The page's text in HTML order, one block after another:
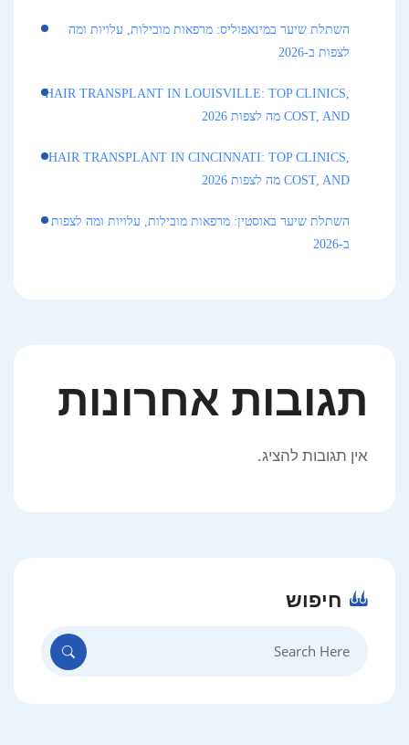
השתלת שיער במינאפוליס: מרפאות מובילות, עלויות ומה
לצפות ב-2026
HAIR TRANSPLANT IN LOUISVILLE: TOP CLINICS,
COST, AND מה לצפות 2026
HAIR TRANSPLANT IN CINCINNATI: TOP CLINICS,
COST, AND מה לצפות 2026
השתלת שיער באוסטין: מרפאות מובילות, עלויות ומה לצפות
ב-2026
תגובות אחרונות
אין תגובות להציג.
חיפוש